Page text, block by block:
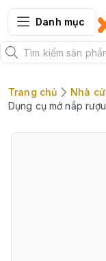
Danh mục
Trang chủ
Nhà
Dụng cụ mở nắp